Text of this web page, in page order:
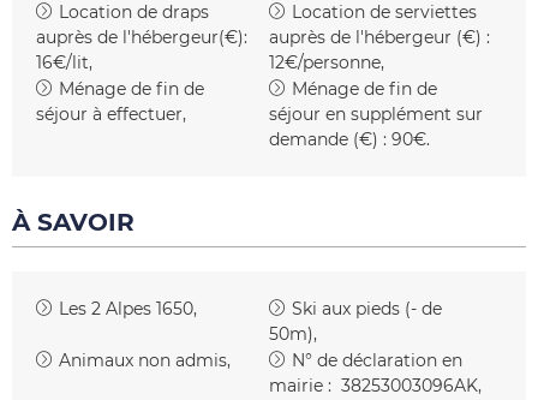
Location de draps
auprès de l'hébergeur(€):
16€/lit
Location de serviettes
auprès de l'hébergeur (€) :
12€/personne
Ménage de fin de
séjour à effectuer
Ménage de fin de
séjour en supplément sur
demande (€) : 90€
À SAVOIR
Les 2 Alpes 1650
Ski aux pieds (- de
50m)
Animaux non admis
N° de déclaration en
mairie : 38253003096AK